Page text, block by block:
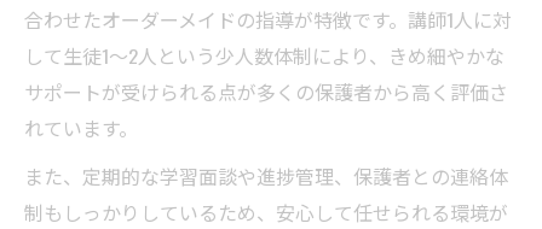
合わせたオーダーメイドの指導が特徴です。講師1人に対
して生徒1〜2人という少人数体制により、きめ細やかな
サポートが受けられる点が多くの保護者から高く評価さ
れています。
また、定期的な学習面談や進捗管理、保護者との連絡体
制もしっかりしているため、安心して任せられる環境が